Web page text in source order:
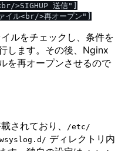
>SIGHUP 送信"]
ルをチェックし、条件を
します。その後、Nginx
を再オープンさせるので
されており、
​/​etc​/​
ディレクトリ内